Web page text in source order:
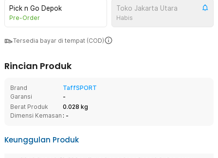
Pick n Go Depok
Pre-Order
Toko Jakarta Utara
Habis
Tersedia bayar di tempat (COD)
Rincian Produk
Brand
TaffSPORT
Garansi
-
Berat Produk
0.028 kg
Dimensi Kemasan : -
Keunggulan Produk